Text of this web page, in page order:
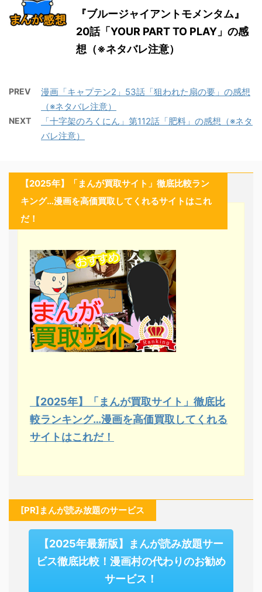
『ブルージャイアントモメンタム』
20話「YOUR PART TO PLAY」の感
想（※ネタバレ注意）
PREV
漫画「キャプテン2」53話「狙われた扇の要」の感想
（※ネタバレ注意）
NEXT
「十字架のろくにん」第112話「肥料」の感想（※ネタ
バレ注意）
【2025年】「まんが買取サイト」徹底比較ラン
キング…漫画を高価買取してくれるサイトはこれ
だ！
【2025年】「まんが買取サイト」徹底比
較ランキング…漫画を高価買取してくれる
サイトはこれだ！
[PR]まんが読み放題のサービス
【2025年最新版】まんが読み放題サー
ビス徹底比較！漫画村の代わりのお勧め
サービス！